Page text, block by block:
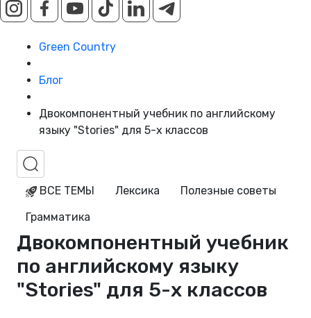
Green Country
Блог
Двокомпонентный учебник по английскому
языку "Stories" для 5-х классов
ВСЕ ТЕМЫ Лексика
Полезные советы
Грамматика
Двокомпонентный учебник
по английскому языку
"Stories" для 5-х классов